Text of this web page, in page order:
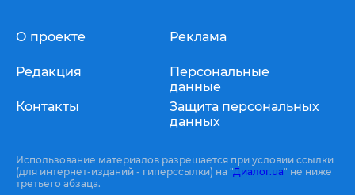
О проекте
Редакция
Контакты
Реклама
Персональные
данные
Защита персональных
данных
Использование материалов разрешается при условии ссылки
(для интернет-изданий - гиперссылки) на "Диалог.ua" не ниже
третьего абзаца.